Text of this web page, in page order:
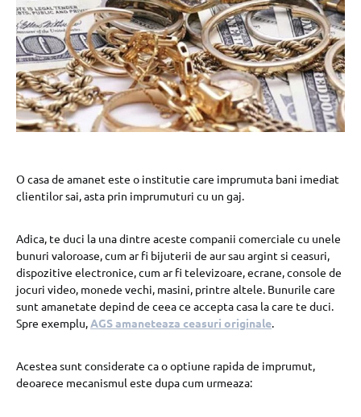
O casa de amanet este o institutie care imprumuta bani imediat
clientilor sai, asta prin imprumuturi cu un gaj.
Adica, te duci la una dintre aceste companii comerciale cu unele
bunuri valoroase, cum ar fi bijuterii de aur sau argint si ceasuri,
dispozitive electronice, cum ar fi televizoare, ecrane, console de
jocuri video, monede vechi, masini, printre altele. Bunurile care
sunt amanetate depind de ceea ce accepta casa la care te duci.
Spre exemplu,AGS amaneteaza ceasuri originale.
Acestea sunt considerate ca o optiune rapida de imprumut,
deoarece mecanismul este dupa cum urmeaza: